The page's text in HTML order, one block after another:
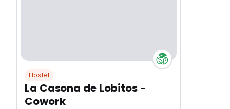
Hostel
La Casona de Lobitos -
Cowork